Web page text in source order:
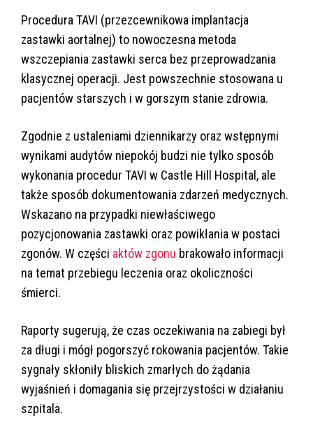
Procedura TAVI (przezcewnikowa implantacja
zastawki aortalnej) to nowoczesna metoda
wszczepiania zastawki serca bez przeprowadzania
klasycznej operacji. Jest powszechnie stosowana u
pacjentów starszych i w gorszym stanie zdrowia.
Zgodnie z ustaleniami dziennikarzy oraz wstępnymi
wynikami audytów niepokój budzi nie tylko sposób
wykonania procedur TAVI w Castle Hill Hospital, ale
także sposób dokumentowania zdarzeń medycznych.
Wskazano na przypadki niewłaściwego
pozycjonowania zastawki oraz powikłania w postaci
zgonów. W części aktów zgonu brakowało informacji
na temat przebiegu leczenia oraz okoliczności
śmierci.
Raporty sugerują, że czas oczekiwania na zabiegi był
za długi i mógł pogorszyć rokowania pacjentów. Takie
sygnały skłoniły bliskich zmarłych do żądania
wyjaśnień i domagania się przejrzystości w działaniu
szpitala.